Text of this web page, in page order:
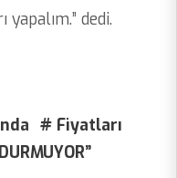
dedi.
# Fiyatları